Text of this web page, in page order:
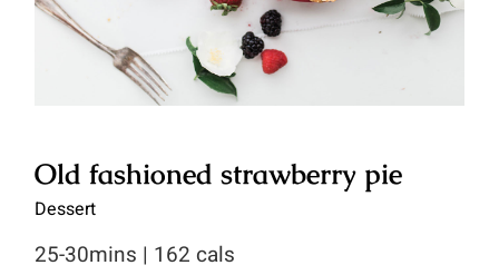
Old fashioned strawberry pie
Dessert
25-30mins | 162 cals